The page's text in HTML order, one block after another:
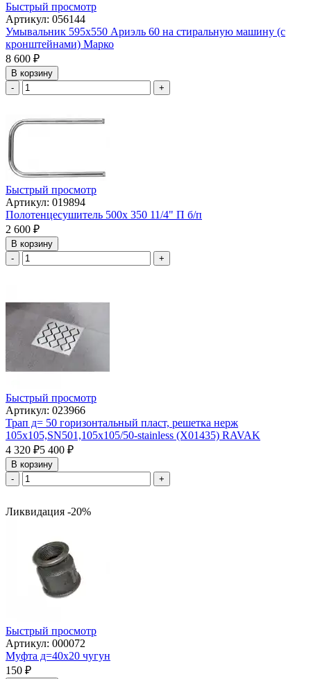
Быстрый просмотр
Артикул: 056144
Умывальник 595х550 Ариэль 60 на стиральную машину (с
кронштейнами) Марко
8 600 ₽
В корзину
-
+
Быстрый просмотр
Артикул: 019894
Полотенцесушитель 500х 350 11/4" П б/п
2 600 ₽
В корзину
-
+
Быстрый просмотр
Артикул: 023966
Трап д= 50 горизонтальный пласт, решетка нерж
105х105,SN501,105х105/50-stainless (X01435) RAVAK
4 320 ₽5 400 ₽
В корзину
-
+
Ликвидация -20%
Быстрый просмотр
Артикул: 000072
Муфта д=40х20 чугун
150 ₽